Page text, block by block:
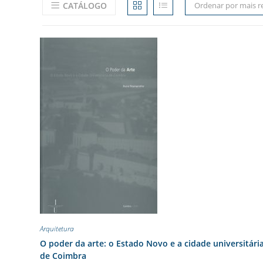
CATÁLOGO Ordenar por mais
Arquitetura
O poder da arte: o Estado Novo e a cidade universitária
de Coimbra